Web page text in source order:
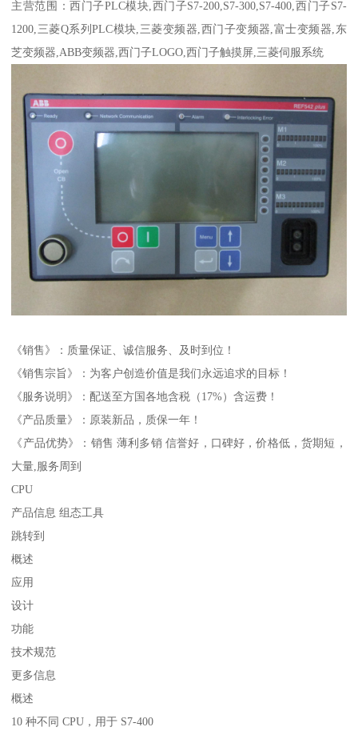
主营范围：西门子PLC模块,西门子S7-200,S7-300,S7-400,西门子S7-
1200,三菱Q系列PLC模块,三菱变频器,西门子变频器,富士变频器,东
芝变频器,ABB变频器,西门子LOGO,西门子触摸屏,三菱伺服系统
《销售》：质量保证、诚信服务、及时到位！
《销售宗旨》：为客户创造价值是我们永远追求的目标！
《服务说明》：配送至方国各地含税（17%）含运费！
《产品质量》：原装新品，质保一年！
《产品优势》：销售 薄利多销 信誉好，口碑好，价格低，货期短，
大量,服务周到
CPU
产品信息 组态工具
跳转到
概述
应用
设计
功能
技术规范
更多信息
概述
10 种不同 CPU，用于 S7-400